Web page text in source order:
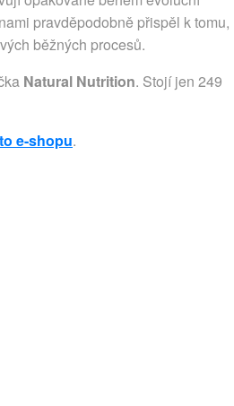
pravděpodobně přispěl k tomu,
běžných procesů.
Natural Nutrition. Stojí jen 249
e-shopu.